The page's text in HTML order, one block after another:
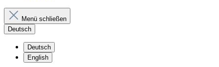
Menü schließen
Deutsch
Deutsch
English